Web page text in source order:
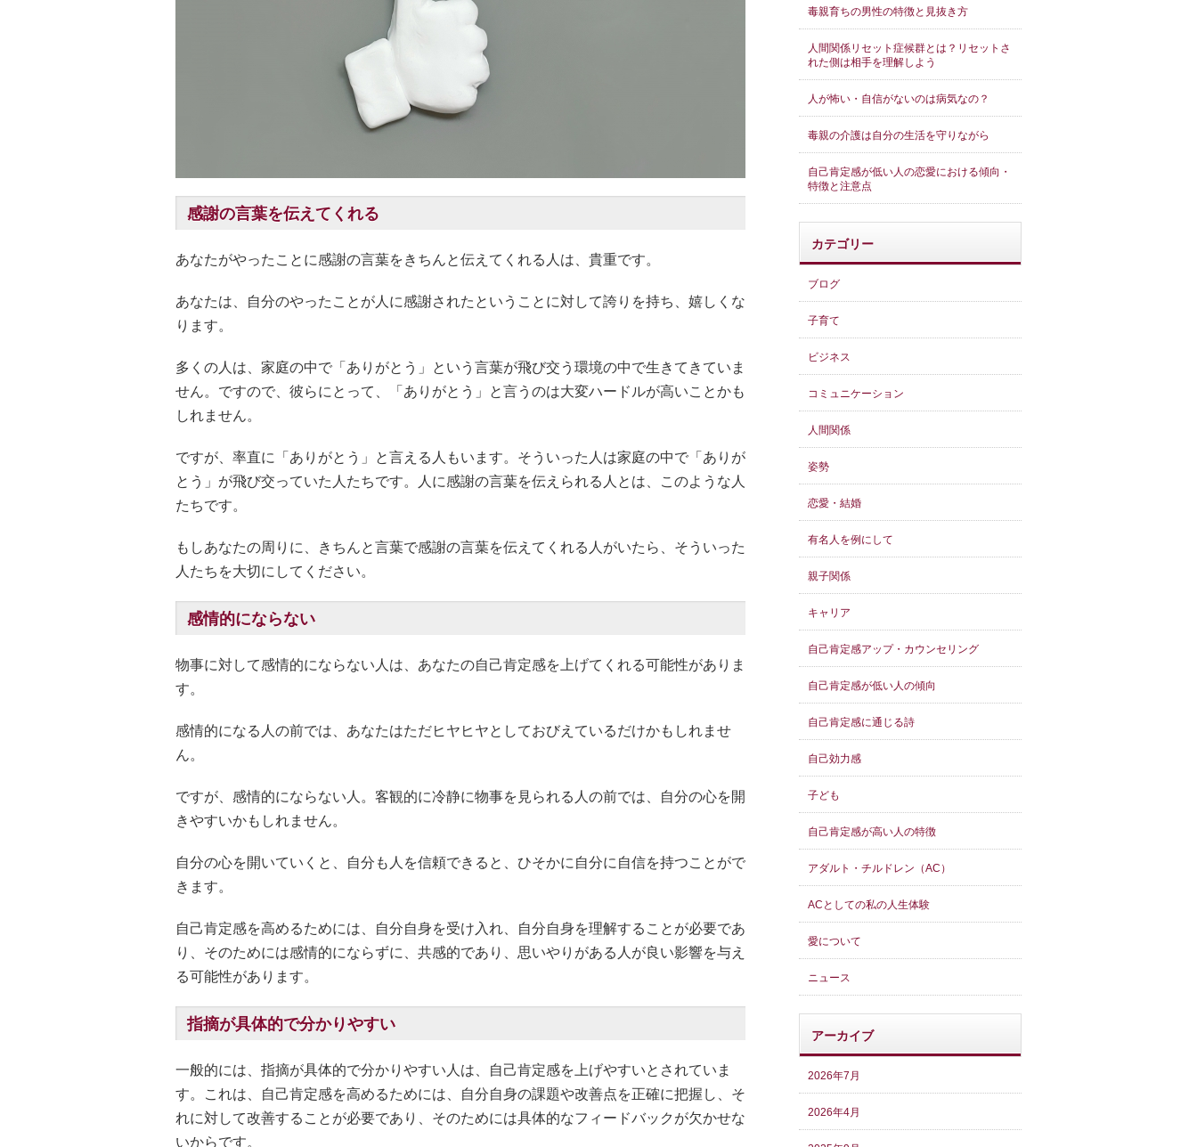
感謝の言葉を伝えてくれる
あなたがやったことに感謝の言葉をきちんと伝えてくれる人は、貴重です。
あなたは、自分のやったことが人に感謝されたということに対して誇りを持ち、嬉しくな
ります。
多くの人は、家庭の中で「ありがとう」という言葉が飛び交う環境の中で生きてきていま
せん。ですので、彼らにとって、「ありがとう」と言うのは大変ハードルが高いことかも
しれません。
ですが、率直に「ありがとう」と言える人もいます。そういった人は家庭の中で「ありが
とう」が飛び交っていた人たちです。人に感謝の言葉を伝えられる人とは、このような人
たちです。
もしあなたの周りに、きちんと言葉で感謝の言葉を伝えてくれる人がいたら、そういった
人たちを大切にしてください。
感情的にならない
物事に対して感情的にならない人は、あなたの自己肯定感を上げてくれる可能性がありま
す。
感情的になる人の前では、あなたはただヒヤヒヤとしておびえているだけかもしれませ
ん。
ですが、感情的にならない人。客観的に冷静に物事を見られる人の前では、自分の心を開
きやすいかもしれません。
自分の心を開いていくと、自分も人を信頼できると、ひそかに自分に自信を持つことがで
きます。
自己肯定感を高めるためには、自分自身を受け入れ、自分自身を理解することが必要であ
り、そのためには感情的にならずに、共感的であり、思いやりがある人が良い影響を与え
る可能性があります。
指摘が具体的で分かりやすい
一般的には、指摘が具体的で分かりやすい人は、自己肯定感を上げやすいとされていま
す。これは、自己肯定感を高めるためには、自分自身の課題や改善点を正確に把握し、そ
れに対して改善することが必要であり、そのためには具体的なフィードバックが欠かせな
いからです。
毒親育ちの男性の特徴と見抜き方
人間関係リセット症候群とは？リセットさ
れた側は相手を理解しよう
人が怖い・自信がないのは病気なの？
毒親の介護は自分の生活を守りながら
自己肯定感が低い人の恋愛における傾向・
特徴と注意点
カテゴリー
ブログ
子育て
ビジネス
コミュニケーション
人間関係
姿勢
恋愛・結婚
有名人を例にして
親子関係
キャリア
自己肯定感アップ・カウンセリング
自己肯定感が低い人の傾向
自己肯定感に通じる詩
自己効力感
子ども
自己肯定感が高い人の特徴
アダルト・チルドレン（AC）
ACとしての私の人生体験
愛について
ニュース
アーカイブ
2026年7月
2026年4月